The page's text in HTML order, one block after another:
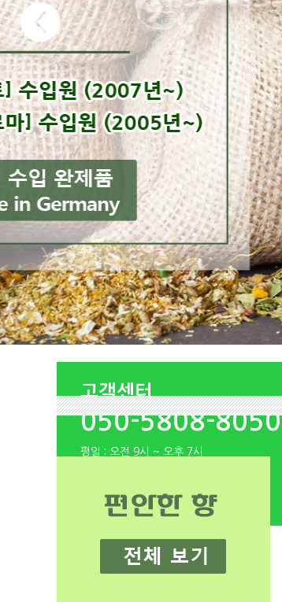
고객센터
050-5808-8050
평일 : 오전 9시 ~ 오후 7시